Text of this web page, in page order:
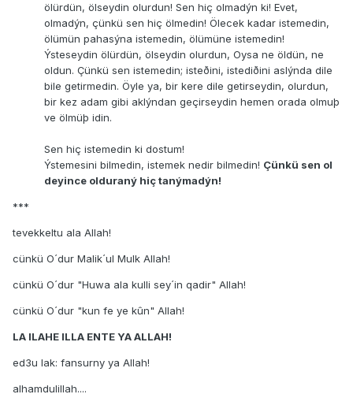
ölürdün, ölseydin olurdun! Sen hiç olmadýn ki! Evet,
olmadýn, çünkü sen hiç ölmedin! Ölecek kadar istemedin,
ölümün pahasýna istemedin, ölümüne istemedin!
Ýsteseydin ölürdün, ölseydin olurdun, Oysa ne öldün, ne
oldun. Çünkü sen istemedin; isteðini, istediðini aslýnda dile
bile getirmedin. Öyle ya, bir kere dile getirseydin, olurdun,
bir kez adam gibi aklýndan geçirseydin hemen orada olmuþ
ve ölmüþ idin.
Sen hiç istemedin ki dostum!
Ýstemesini bilmedin, istemek nedir bilmedin! Çünkü sen ol
deyince olduraný hiç tanýmadýn!
***
tevekkeltu ala Allah!
cünkü O´dur Malik´ul Mulk Allah!
cünkü O´dur "Huwa ala kulli sey´in qadir" Allah!
cünkü O´dur "kun fe ye kûn" Allah!
LA ILAHE ILLA ENTE YA ALLAH!
ed3u lak: fansurny ya Allah!
alhamdulillah....